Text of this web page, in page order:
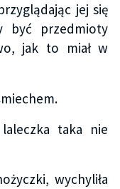
jej się
być przedmioty
jak to miał w
taka nie
wychyliła